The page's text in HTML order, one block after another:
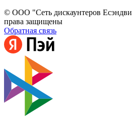
© ООО "Сеть дискаунтеров
права защищены
Обратная связь